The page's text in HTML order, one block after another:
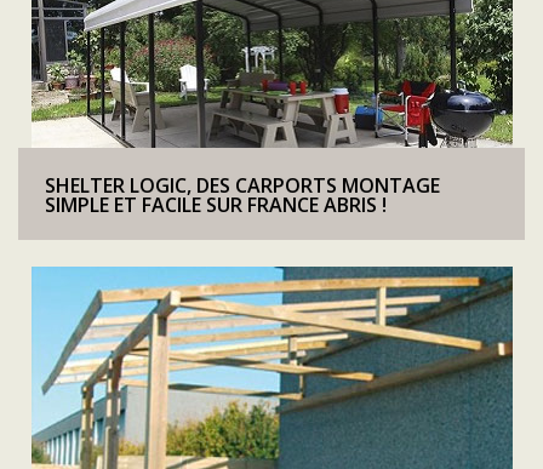
SHELTER LOGIC, DES CARPORTS MONTAGE
SIMPLE ET FACILE SUR FRANCE ABRIS !